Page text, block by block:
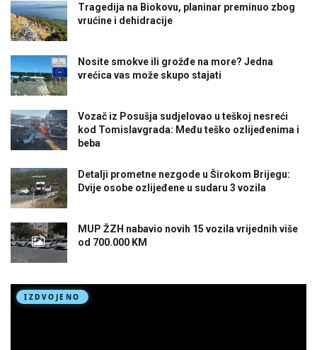
Tragedija na Biokovu, planinar preminuo zbog
vrućine i dehidracije
Nosite smokve ili grožđe na more? Jedna
vrećica vas može skupo stajati
Vozač iz Posušja sudjelovao u teškoj nesreći
kod Tomislavgrada: Među teško ozlijeđenima i
beba
Detalji prometne nezgode u Širokom Brijegu:
Dvije osobe ozlijeđene u sudaru 3 vozila
MUP ŽZH nabavio novih 15 vozila vrijednih više
od 700.000 KM